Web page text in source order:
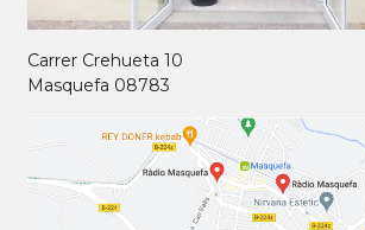
Carrer Crehueta 10
Masquefa 08783